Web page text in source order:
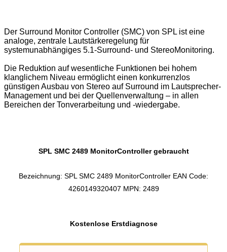
Der Surround Monitor Controller (SMC) von SPL ist eine
analoge, zentrale Lautstärkeregelung für
systemunabhängiges 5.1-Surround- und StereoMonitoring.
Die Reduktion auf wesentliche Funktionen bei hohem
klanglichem Niveau ermöglicht einen konkurrenzlos
günstigen Ausbau von Stereo auf Surround im Lautsprecher-
Management und bei der Quellenverwaltung – in allen
Bereichen der Tonverarbeitung und -wiedergabe.
SPL SMC 2489 MonitorController gebraucht
Bezeichnung: SPL SMC 2489 MonitorController EAN Code:
4260149320407 MPN: 2489
Kostenlose Erstdiagnose